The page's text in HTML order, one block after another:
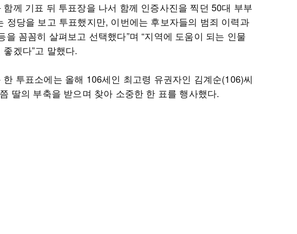
함께 기표 뒤 투표장을 나서 함께 인증사진을 찍던 50대 부부
정당을 보고 투표했지만, 이번에는 후보자들의 범죄 이력과
을 꼼꼼히 살펴보고 선택했다”며 “지역에 도움이 되는 인물
겠다”고 말했다.
한 투표소에는 올해 106세인 최고령 유권자인 김계순(106)씨
딸의 부축을 받으며 찾아 소중한 한 표를 행사했다.